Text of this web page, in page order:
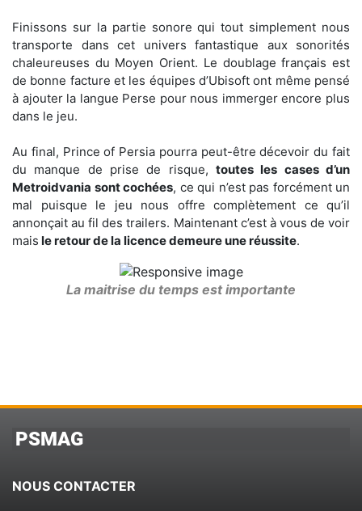
Finissons sur la partie sonore qui tout simplement nous
transporte dans cet univers fantastique aux sonorités
chaleureuses du Moyen Orient. Le doublage français est
de bonne facture et les équipes d’Ubisoft ont même pensé
à ajouter la langue Perse pour nous immerger encore plus
dans le jeu.
Au final, Prince of Persia pourra peut-être décevoir du fait
du manque de prise de risque, toutes les cases d’un
Metroidvania sont cochées, ce qui n’est pas forcément un
mal puisque le jeu nous offre complètement ce qu’il
annonçait au fil des trailers. Maintenant c’est à vous de voir
mais le retour de la licence demeure une réussite.
La maitrise du temps est importante
PSMAG
NOUS CONTACTER